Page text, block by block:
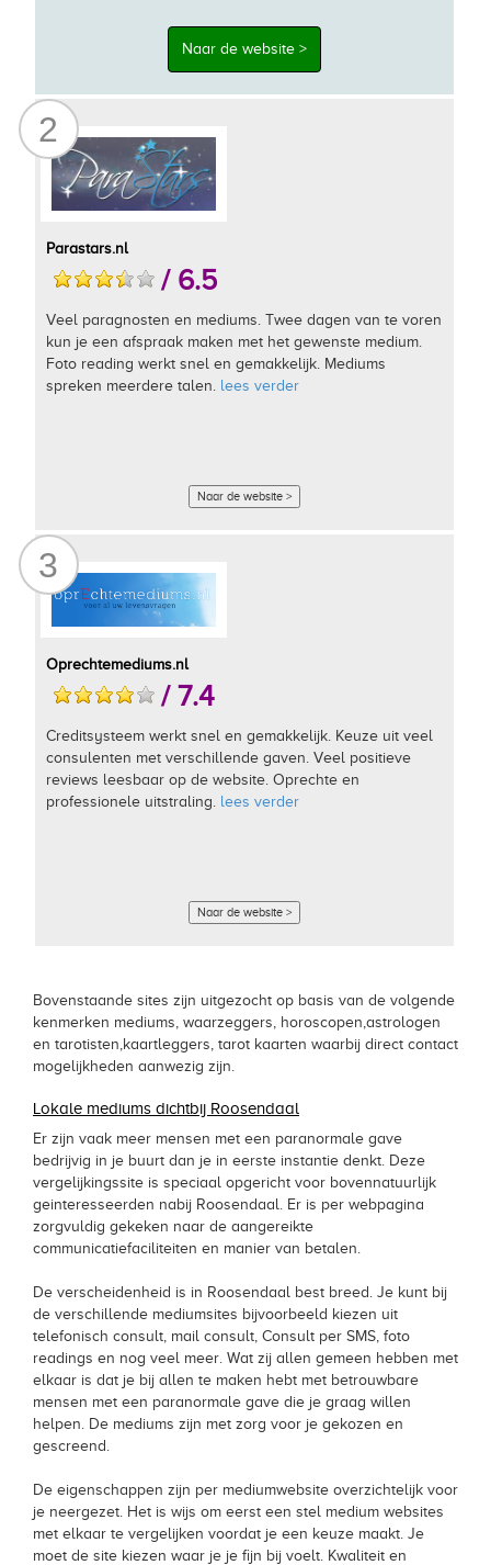
Naar de website >
2
Parastars.nl
/ 6.5
Veel paragnosten en mediums. Twee dagen van te voren
kun je een afspraak maken met het gewenste medium.
Foto reading werkt snel en gemakkelijk. Mediums
spreken meerdere talen. lees verder
Naar de website >
3
Oprechtemediums.nl
/ 7.4
Creditsysteem werkt snel en gemakkelijk. Keuze uit veel
consulenten met verschillende gaven. Veel positieve
reviews leesbaar op de website. Oprechte en
professionele uitstraling. lees verder
Naar de website >
Bovenstaande sites zijn uitgezocht op basis van de volgende
kenmerken mediums, waarzeggers, horoscopen,astrologen
en tarotisten,kaartleggers, tarot kaarten waarbij direct contact
mogelijkheden aanwezig zijn.
Lokale mediums dichtbij Roosendaal
Er zijn vaak meer mensen met een paranormale gave
bedrijvig in je buurt dan je in eerste instantie denkt. Deze
vergelijkingssite is speciaal opgericht voor bovennatuurlijk
geinteresseerden nabij Roosendaal. Er is per webpagina
zorgvuldig gekeken naar de aangereikte
communicatiefaciliteiten en manier van betalen.
De verscheidenheid is in Roosendaal best breed. Je kunt bij
de verschillende mediumsites bijvoorbeeld kiezen uit
telefonisch consult, mail consult, Consult per SMS, foto
readings en nog veel meer. Wat zij allen gemeen hebben met
elkaar is dat je bij allen te maken hebt met betrouwbare
mensen met een paranormale gave die je graag willen
helpen. De mediums zijn met zorg voor je gekozen en
gescreend.
De eigenschappen zijn per mediumwebsite overzichtelijk voor
je neergezet. Het is wijs om eerst een stel medium websites
met elkaar te vergelijken voordat je een keuze maakt. Je
moet de site kiezen waar je je fijn bij voelt. Kwaliteit en